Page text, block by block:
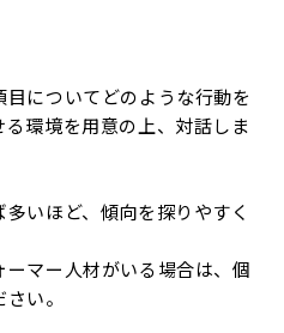
についてどのような行動を
環境を用意の上、対話しま
いほど、傾向を探りやすく
マー人材がいる場合は、個
い。